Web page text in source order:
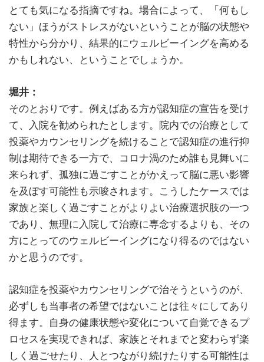
とても気になる指摘ですね。場合によって、「何もし
ない」ほうがストレスがないということが脳の状態や
特性から分かり、結果的にウェルビーイングを高める
かもしれない、ということでしょうか。
堀井：
そのとおりです。例えばある方が認知症の宣告を受け
て、入院を勧められたとします。院内での治療として
投薬やカウンセリングを続けることで認知症の進行抑
制は期待できる一方で、コロナ渦のため誰も見舞いに
来られず、孤独に過ごすことがかえって脳に悪い影響
を及ぼす可能性も示唆されます。こうしたケースでは
家族と楽しく過ごすことがよりよい治療選択肢の一つ
であり、無理に入院して治療に専念するよりも、その
方にとってのウェルビーイングになり得るのではない
かと思うのです。
認知症を投薬やカウンセリングで治そうというのが、
必ずしも当事者の希望ではないことは往々にしてあり
得ます。自身の健康状態や変化について自覚できるプ
ロセスを実現できれば、家族とそれまでと変わらず楽
しく過ごせたり、人とつながり続けたりする可能性は